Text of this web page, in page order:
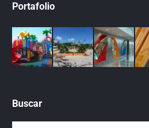
Portafolio
Buscar